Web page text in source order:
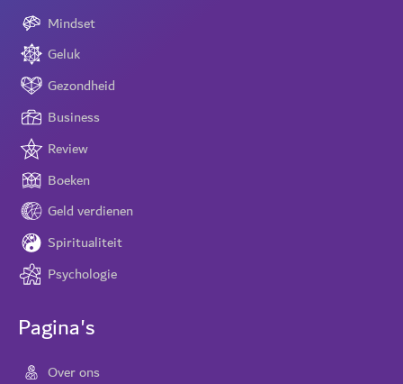
Mindset
Geluk
Gezondheid
Business
Review
Boeken
Geld verdienen
Spiritualiteit
Psychologie
Pagina's
Over ons